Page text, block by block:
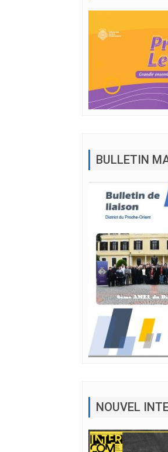
BULLETIN
NOUVEL